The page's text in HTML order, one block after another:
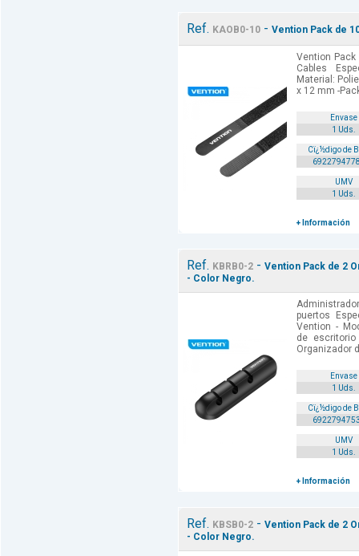
Ref. KAOB0-10 - Vention Pack de
Vention
Cables
Material:
x 12 mm -
Envase
1 Uds.
Cï¿½digo de
UMV
1 Uds.
+ Información
Ref. KBRB0-2 - Vention Pack de 2
- Color Negro.
puertos
Vention -
de
Organizador
Envase
1 Uds.
Cï¿½digo de
UMV
1 Uds.
+ Información
Ref. KBSB0-2 - Vention Pack de 2
- Color Negro.